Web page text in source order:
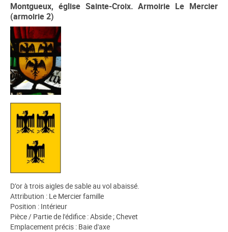
Montgueux, église Sainte-Croix. Armoirie Le Mercier
(armoirie 2)
D’or à trois aigles de sable au vol abaissé.
Attribution : Le Mercier famille
Position : Intérieur
Pièce / Partie de l'édifice : Abside ; Chevet
Emplacement précis : Baie d'axe